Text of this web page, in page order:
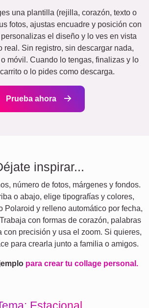
una plantilla (rejilla, corazón, texto o
fotos, ajustas encuadre y posición con
el diseño y lo ves en vista
real. Sin registro, sin descargar nada,
móvil. Cuando lo tengas, finalizas y lo
o lo pides como descarga.
Prueba ahora
inspirar...
número de fotos, márgenes y fondos.
o abajo, elige tipografías y colores,
Polaroid y relleno automático por fecha,
con formas de corazón, palabras
con precisión y usa el zoom. Si quieres,
para crearla junto a familia o amigos.
para crear tu collage personal.